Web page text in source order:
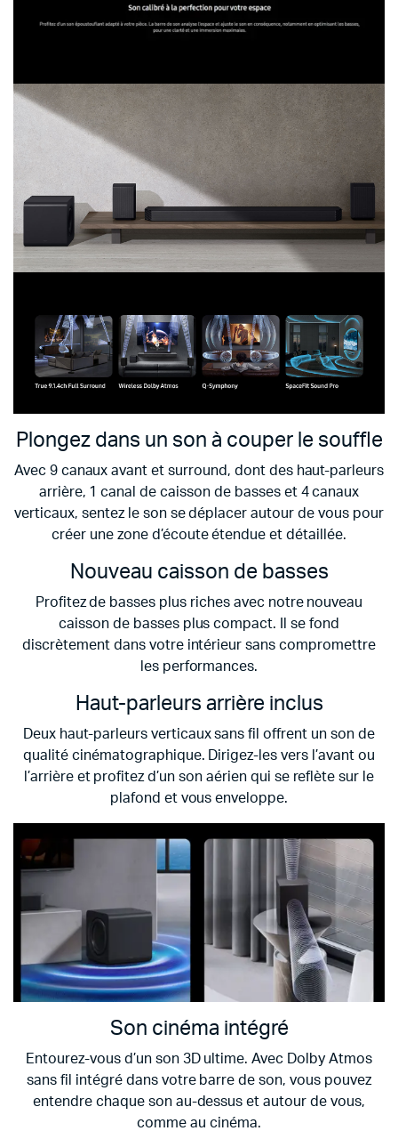
Plongez dans un son à couper le souffle
Avec 9 canaux avant et surround, dont des haut-parleurs
arrière, 1 canal de caisson de basses et 4 canaux
verticaux, sentez le son se déplacer autour de vous pour
créer une zone d’écoute étendue et détaillée.
Nouveau caisson de basses
Profitez de basses plus riches avec notre nouveau
caisson de basses plus compact. Il se fond
discrètement dans votre intérieur sans compromettre
les performances.
Haut-parleurs arrière inclus
Deux haut-parleurs verticaux sans fil offrent un son de
qualité cinématographique. Dirigez-les vers l’avant ou
l’arrière et profitez d’un son aérien qui se reflète sur le
plafond et vous enveloppe.
Son cinéma intégré
Entourez-vous d’un son 3D ultime. Avec Dolby Atmos
sans fil intégré dans votre barre de son, vous pouvez
entendre chaque son au-dessus et autour de vous,
comme au cinéma.